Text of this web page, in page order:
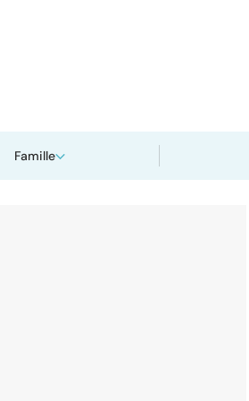
Famille